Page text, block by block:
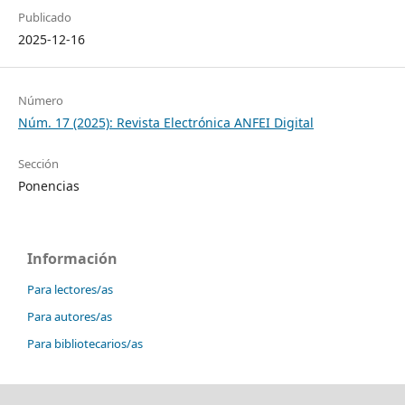
Publicado
2025-12-16
Número
Núm. 17 (2025): Revista Electrónica ANFEI Digital
Sección
Ponencias
Información
Para lectores/as
Para autores/as
Para bibliotecarios/as